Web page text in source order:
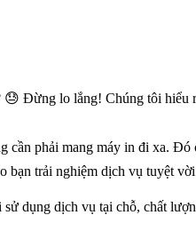
Đừng lo lắng! Chúng tôi
cần phải mang máy in đi xa.
trải nghiệm dịch vụ tuyệt vời
dụng dịch vụ tại chỗ, chất